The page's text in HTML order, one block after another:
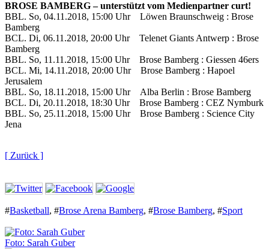
BROSE BAMBERG – unterstützt vom Medienpartner curt!
BBL. So, 04.11.2018, 15:00 Uhr Löwen Braunschweig : Brose
Bamberg
BCL. Di, 06.11.2018, 20:00 Uhr Telenet Giants Antwerp : Brose
Bamberg
BBL. So, 11.11.2018, 15:00 Uhr Brose Bamberg : Giessen 46ers
BCL. Mi, 14.11.2018, 20:00 Uhr Brose Bamberg : Hapoel
Jerusalem
BBL. So, 18.11.2018, 15:00 Uhr Alba Berlin : Brose Bamberg
BCL. Di, 20.11.2018, 18:30 Uhr Brose Bamberg : CEZ Nymburk
BBL. So, 25.11.2018, 15:00 Uhr Brose Bamberg : Science City
Jena
[ Zurück ]
#Basketball, #Brose Arena Bamberg, #Brose Bamberg, #Sport
Foto: Sarah Guber